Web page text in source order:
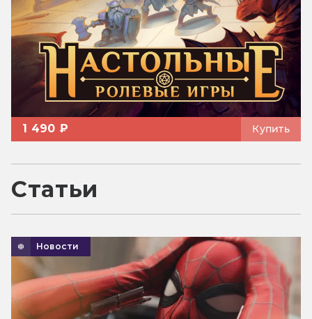
1 490 ₽ Купить
Статьи
Новости